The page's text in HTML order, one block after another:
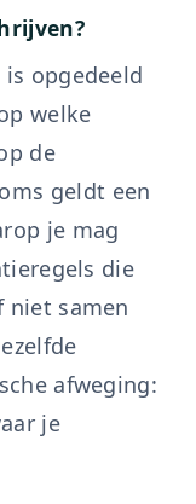
is opgedeeld
welke
de
geldt een
je mag
die
niet samen
afweging:
je